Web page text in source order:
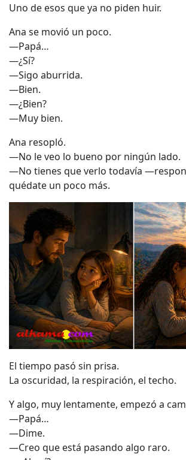
Uno de esos que ya no piden huir.
Ana se movió un poco.
—Papá…
—¿Sí?
—Sigo aburrida.
—Bien.
—¿Bien?
—Muy bien.
Ana resopló.
—No le veo lo bueno por ningún lado.
—No tienes que verlo todavía
quédate un poco más.
El tiempo pasó sin prisa.
La oscuridad, la respiración, el techo.
Y algo, muy lentamente, empezó a
—Papá…
—Dime.
—Creo que está pasando algo raro.